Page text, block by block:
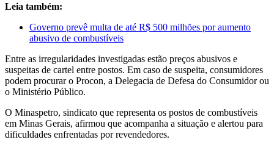
Leia também:
Governo prevê multa de até R$ 500 milhões por aumento
abusivo de combustíveis
Entre as irregularidades investigadas estão preços abusivos e
suspeitas de cartel entre postos. Em caso de suspeita, consumidores
podem procurar o Procon, a Delegacia de Defesa do Consumidor ou
o Ministério Público.
O Minaspetro, sindicato que representa os postos de combustíveis
em Minas Gerais, afirmou que acompanha a situação e alertou para
dificuldades enfrentadas por revendedores.